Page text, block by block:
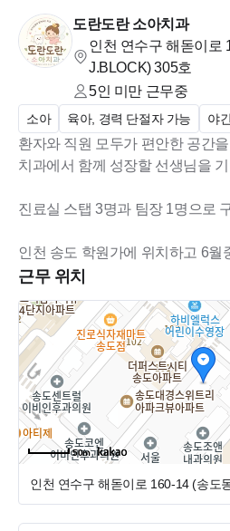
도란도란 소아치과
인천 연수구 해돋이로
J.BLOCK) 305호
5인 미만 근무중
소아 육아, 경력 단절자 가능 야
환자와 직원 모두가 편안한 공간
치과에서 함께 성장할 선생님을
진료실 스탭 3명과 팀장 1명으로
인천 송도 학원가에 위치하고 6월
근무 위치
50m
인천 연수구 해돋이로 160-14 (송도